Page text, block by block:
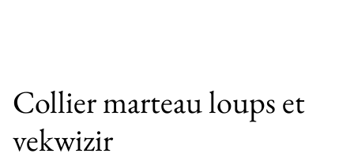
Collier marteau loups et
vekwizir